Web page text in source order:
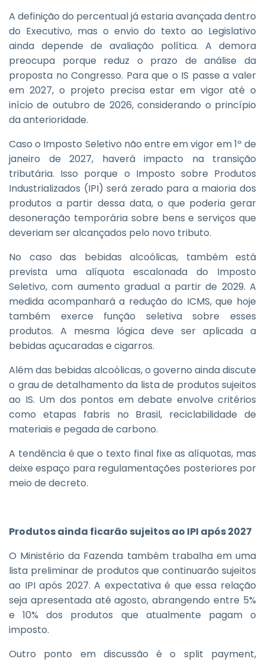
A definição do percentual já estaria avançada dentro
do Executivo, mas o envio do texto ao Legislativo
ainda depende de avaliação política. A demora
preocupa porque reduz o prazo de análise da
proposta no Congresso. Para que o IS passe a valer
em 2027, o projeto precisa estar em vigor até o
início de outubro de 2026, considerando o princípio
da anterioridade.
Caso o Imposto Seletivo não entre em vigor em 1º de
janeiro de 2027, haverá impacto na transição
tributária. Isso porque o Imposto sobre Produtos
Industrializados (IPI) será zerado para a maioria dos
produtos a partir dessa data, o que poderia gerar
desoneração temporária sobre bens e serviços que
deveriam ser alcançados pelo novo tributo.
No caso das bebidas alcoólicas, também está
prevista uma alíquota escalonada do Imposto
Seletivo, com aumento gradual a partir de 2029. A
medida acompanhará a redução do ICMS, que hoje
também exerce função seletiva sobre esses
produtos. A mesma lógica deve ser aplicada a
bebidas açucaradas e cigarros.
Além das bebidas alcoólicas, o governo ainda discute
o grau de detalhamento da lista de produtos sujeitos
ao IS. Um dos pontos em debate envolve critérios
como etapas fabris no Brasil, reciclabilidade de
materiais e pegada de carbono.
A tendência é que o texto final fixe as alíquotas, mas
deixe espaço para regulamentações posteriores por
meio de decreto.
Produtos ainda ficarão sujeitos ao IPI após 2027
O Ministério da Fazenda também trabalha em uma
lista preliminar de produtos que continuarão sujeitos
ao IPI após 2027. A expectativa é que essa relação
seja apresentada até agosto, abrangendo entre 5%
e 10% dos produtos que atualmente pagam o
imposto.
Outro ponto em discussão é o split payment,